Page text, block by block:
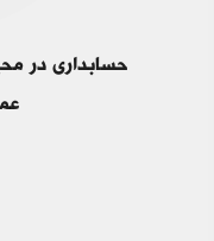
حسابداری در